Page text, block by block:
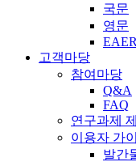
국문
영문
EAER
고객마당
참여마당
Q&A
FAQ
연구과제
이용자 가
발간